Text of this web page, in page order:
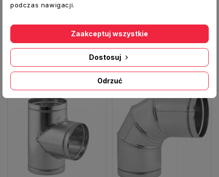
Inne produkty w tej kategorii:
podczas nawigacji.
Odrzuć
Dostosuj
Zaakceptuj wszystkie